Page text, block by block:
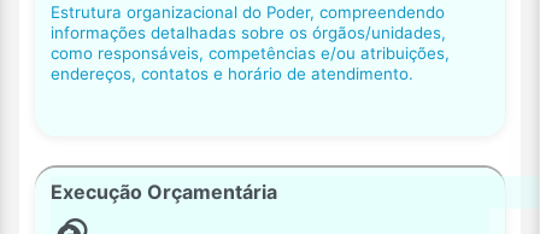
Estrutura organizacional do Poder, compreendendo
informações detalhadas sobre os órgãos/unidades,
como responsáveis, competências e/ou atribuições,
endereços, contatos e horário de atendimento.
Execução Orçamentária